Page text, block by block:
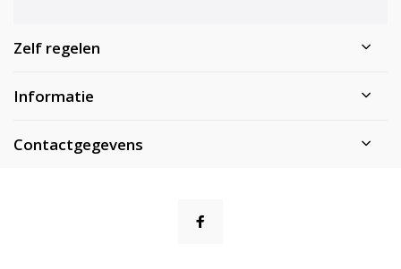
Zelf regelen
Informatie
Contactgegevens